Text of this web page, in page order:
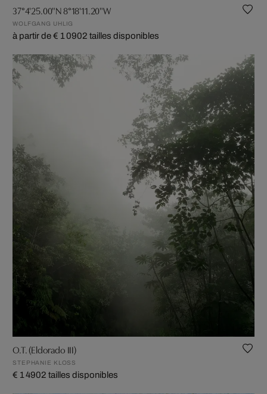
37°4'25.00"N 8°18'11.20"W
WOLFGANG UHLIG
à partir de € 1 0902 tailles disponibles
O.T. (Eldorado III)
STEPHANIE KLOSS
€ 1 4902 tailles disponibles